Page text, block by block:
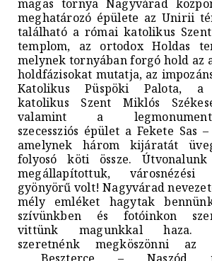
magas tornya Nagyvárad
meghatározó épülete az Unirii
található a római katolikus
templom, az ortodox Holdas
melynek tornyában forgó hold az
holdfázisokat mutatja, az
Katolikus Püspöki Palota, a
katolikus Szent Miklós
valamint a
szecessziós épület a Fekete Sas
amelynek három kijáratát
folyosó köti össze.
megállapítottuk, városnézési
gyönyörű volt! Nagyvárad
mély emléket hagytak
szívünkben és fotóinkon
vittünk magunkkal haza.
szeretnénk megköszönni az